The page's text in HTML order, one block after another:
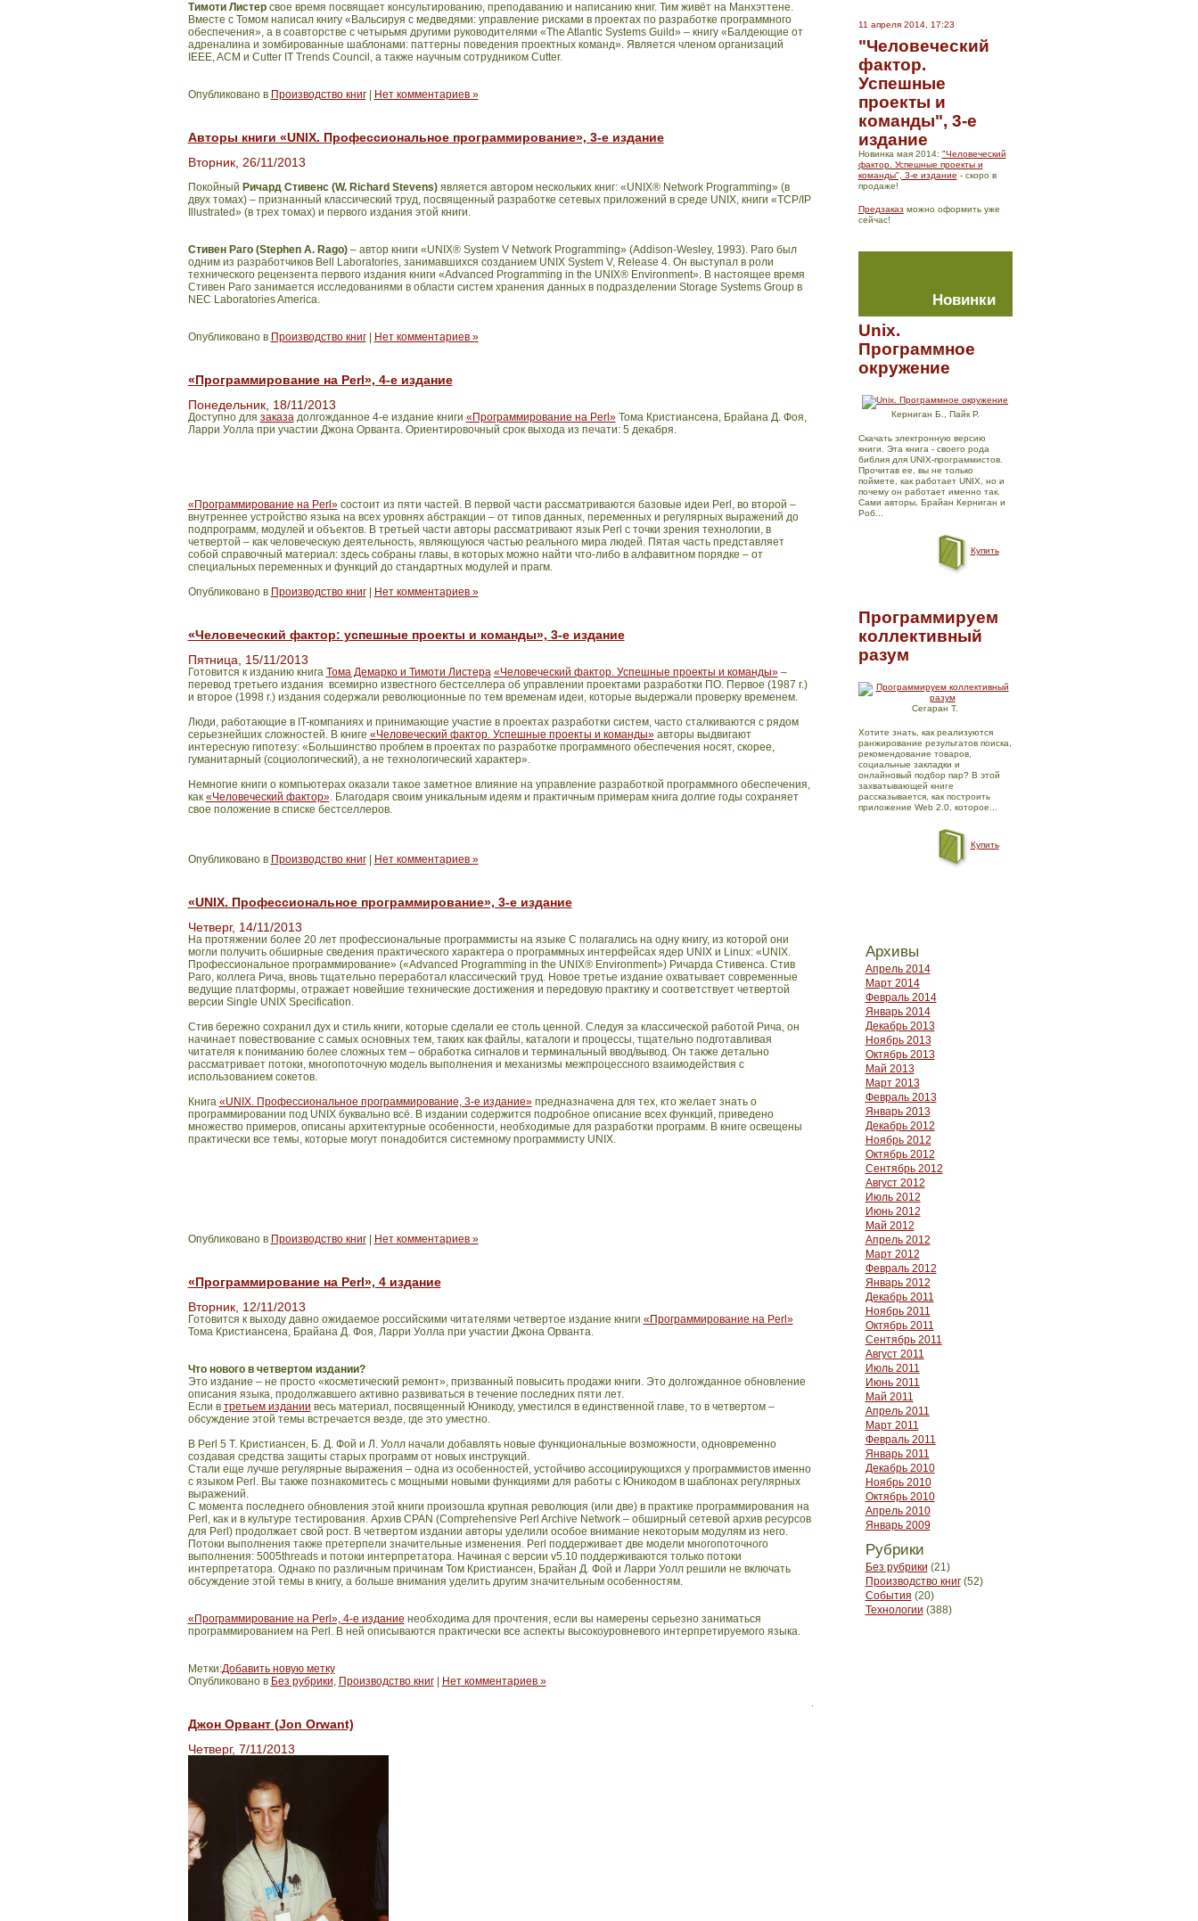
Тимоти Листер свое время посвящает консультированию, преподаванию и написанию книг. Тим живёт на Манхэттене.
Вместе с Томом написал книгу «Вальсируя с медведями: управление рисками в проектах по разработке программного
обеспечения», а в соавторстве с четырьмя другими руководителями «The Atlantic Systems Guild» – книгу «Балдеющие от
адреналина и зомбированные шаблонами: паттерны поведения проектных команд». Является членом организаций
IEEE, ACM и Cutter IT Trends Council, а также научным сотрудником Cutter.
Опубликовано в Производство книг| Нет комментариев »
Авторы книги «UNIX. Профессиональное программирование», 3-е издание
Вторник, 26/11/2013
Покойный Ричард Стивенс (W. Richard Stevens)является автором нескольких книг: «UNIX® Network Programming» (в
двух томах) – признанный классический труд, посвященный разработке сетевых приложений в среде UNIX, книги «TCP/IP
Illustrated» (в трех томах) и первого издания этой книги.
Стивен Раго (Stephen A. Rago)– автор книги «UNIX® System V Network Programming» (Addison-Wesley, 1993). Раго был
одним из разработчиков Bell Laboratories, занимавшихся созданием UNIX System V, Release 4. Он выступал в роли
технического рецензента первого издания книги «Advanced Programming in the UNIX® Environment». В настоящее время
Стивен Раго занимается исследованиями в области систем хранения данных в подразделении Storage Systems Group в
NEC Laboratories America.
Опубликовано в Производство книг| Нет комментариев »
«Программирование на Perl», 4-е издание
Понедельник, 18/11/2013
Доступно для заказадолгожданное 4-е издание книги «Программирование на Perl»Тома Кристиансена, Брайана Д. Фоя,
Ларри Уолла при участии Джона Орванта. Ориентировочный срок выхода из печати: 5 декабря.
«Программирование на Perl»состоит из пяти частей. В первой части рассматриваются базовые идеи Perl , во второй –
внутреннее устройство языка на всех уровнях абстракции – от типов данных, переменных и регулярных выражений до
подпрограмм, модулей и объектов. В третьей части авторы рассматривают язык Perl с точки зрения технологии, в
четвертой – как человеческую деятельность, являющуюся частью реального мира людей. Пятая часть представляет
собой справочный материал: здесь собраны главы, в которых можно найти что-либо в алфавитном порядке – от
специальных переменных и функций до стандартных модулей и прагм.
Опубликовано в Производство книг| Нет комментариев »
«Человеческий фактор: успешные проекты и команды», 3-е издание
Пятница, 15/11/2013
Готовится к изданию книга Тома Демарко и Тимоти Листера «Человеческий фактор. Успешные проекты и команды»–
перевод третьего издания всемирно известного бестселлера об управлении проектами разработки ПО. Первое (1987 г.)
и второе (1998 г.) издания содержали революционные по тем временам идеи, которые выдержали проверку временем.
Люди, работающие в IT-компаниях и принимающие участие в проектах разработки систем, часто сталкиваются с рядом
серьезнейших сложностей. В книге «Человеческий фактор. Успешные проекты и команды»авторы выдвигают
интересную гипотезу: «Большинство проблем в проектах по разработке программного обеспечения носят, скорее,
гуманитарный (социологический), а не технологический характер».
Немногие книги о компьютерах оказали такое заметное влияние на управление разработкой программного обеспечения,
как «Человеческий фактор». Благодаря своим уникальным идеям и практичным примерам книга долгие годы сохраняет
свое положение в списке бестселлеров.
Опубликовано в Производство книг| Нет комментариев »
«UNIX. Профессиональное программирование», 3-е издание
Четверг, 14/11/2013
На протяжении более 20 лет профессиональные программисты на языке C полагались на одну книгу, из которой они
могли получить обширные сведения практического характера о программных интерфейсах ядер UNIX и Linux: «UNIX.
Профессиональное программирование» («Advanced Programming in the UNIX® Environment») Ричарда Стивенса. Стив
Раго, коллега Рича, вновь тщательно переработал классический труд. Новое третье издание охватывает современные
ведущие платформы, отражает новейшие технические достижения и передовую практику и соответствует четвертой
версии Single UNIX Specification.
Стив бережно сохранил дух и стиль книги, которые сделали ее столь ценной. Следуя за классической работой Рича, он
начинает повествование с самых основных тем, таких как файлы, каталоги и процессы, тщательно подготавливая
читателя к пониманию более сложных тем – обработка сигналов и терминальный ввод/вывод. Он также детально
рассматривает потоки, многопоточную модель выполнения и механизмы межпроцессного взаимодействия с
использованием сокетов.
Книга «UNIX. Профессиональное программирование, 3-е издание»предназначена для тех, кто желает знать о
программировании под UNIX буквально всё. В издании содержится подробное описание всех функций, приведено
множество примеров, описаны архитектурные особенности, необходимые для разработки программ. В книге освещены
практически все темы, которые могут понадобится системному программисту UNIX.
Опубликовано в Производство книг| Нет комментариев »
«Программирование на Perl», 4 издание
Вторник, 12/11/2013
Готовится к выходу давно ожидаемое российскими читателями четвертое издание книги «Программирование на Perl»
Тома Кристиансена, Брайана Д. Фоя, Ларри Уолла при участии Джона Орванта.
Что нового в четвертом издании?
Это издание – не просто «косметический ремонт», призванный повысить продажи книги. Это долгожданное обновление
описания языка, продолжавшего активно развиваться в течение последних пяти лет.
Если в третьем издании весь материал, посвященный Юникоду, уместился в единственной главе, то в четвертом –
обсуждение этой темы встречается везде, где это уместно.
В Perl 5 Т. Кристиансен, Б. Д. Фой и Л. Уолл начали добавлять новые функциональные возможности, одновременно
создавая средства защиты старых программ от новых инструкций.
Стали еще лучше регулярные выражения – одна из особенностей, устойчиво ассоциирующихся у программистов именно
с языком Perl. Вы также познакомитесь с мощными новыми функциями для работы с Юникодом в шаблонах регулярных
выражений.
С момента последнего обновления этой книги произошла крупная революция (или две) в практике программирования на
Perl, как и в культуре тестирования. Архив CPAN (Comprehensive Perl Archive Network – обширный сетевой архив ресурсов
для Perl) продолжает свой рост. В четвертом издании авторы уделили особое внимание некоторым модулям из него.
Потоки выполнения также претерпели значительные изменения. Perl поддерживает две модели многопоточного
выполнения: 5005threads и потоки интерпретатора. Начиная с версии v5.10 поддерживаются только потоки
интерпретатора. Однако по различным причинам Том Кристиансен, Брайан Д. Фой и Ларри Уолл решили не включать
обсуждение этой темы в книгу, а больше внимания уделить другим значительным особенностям.
«Программирование на Perl», 4-е издание необходима для прочтения, если вы намерены серьезно заниматься
программированием на Perl. В ней описываются практически все аспекты высокоуровневого интерпретируемого языка.
Метки:Добавить новую метку
Опубликовано в Без рубрики, Производство книг| Нет комментариев »
Джон Орвант (Jon Orwant)
Четверг, 7/11/2013
11 апреля 2014, 17:23
"Человеческий
фактор.
Успешные
проекты и
команды", 3-е
издание
Новинка мая 2014: "Человеческий
фактор. Успешные проекты и
команды", 3-е издание - скоро в
продаже!
Предзаказможно оформить уже
сейчас!
Новинки
Unix.
Программное
окружение
Керниган Б., Пайк Р.
Скачать электронную версию
книги. Эта книга - своего рода
библия для UNIX-программистов.
Прочитав ее, вы не только
поймете, как работает UNIX, но и
почему он работает именно так.
Сами авторы, Брайан Керниган и
Роб...
Купить
Программируем
коллективный
разум
Сегаран Т.
Хотите знать, как реализуются
ранжирование результатов поиска,
рекомендование товаров,
социальные закладки и
онлайновый подбор пар? В этой
захватывающей книге
рассказывается, как построить
приложение Web 2.0, которое...
Купить
Архивы
Апрель 2014
Март 2014
Февраль 2014
Январь 2014
Декабрь 2013
Ноябрь 2013
Октябрь 2013
Май 2013
Март 2013
Февраль 2013
Январь 2013
Декабрь 2012
Ноябрь 2012
Октябрь 2012
Сентябрь 2012
Август 2012
Июль 2012
Июнь 2012
Май 2012
Апрель 2012
Март 2012
Февраль 2012
Январь 2012
Декабрь 2011
Ноябрь 2011
Октябрь 2011
Сентябрь 2011
Август 2011
Июль 2011
Июнь 2011
Май 2011
Апрель 2011
Март 2011
Февраль 2011
Январь 2011
Декабрь 2010
Ноябрь 2010
Октябрь 2010
Апрель 2010
Январь 2009
Рубрики
Без рубрики (21)
Производство книг(52)
События (20)
Технологии (388)